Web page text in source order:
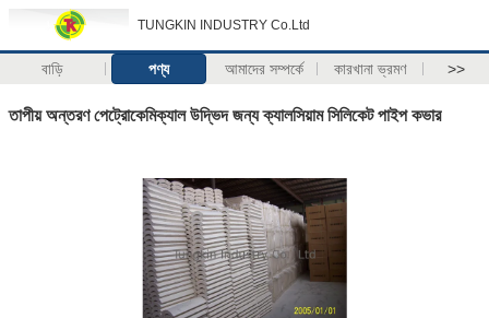
TUNGKIN INDUSTRY Co.Ltd
বাড়ি পণ্য আমাদের সম্পর্কে কারখানা ভ্রমণ >>
তাপীয় অন্তরণ পেট্রোকেমিক্যাল উদ্ভিদ জন্য ক্যালসিয়াম সিলিকেট পাইপ কভার